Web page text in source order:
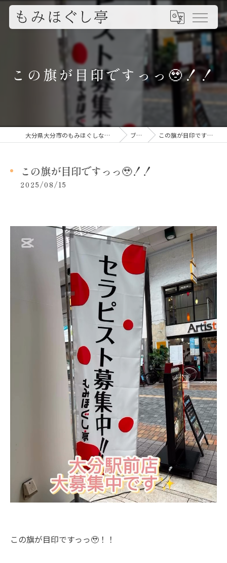
この旗が目印ですっっ🥹！！
大分県大分市のもみほぐしならもみほぐし亭 ブログ この旗が目印ですっっ🥹！！
この旗が目印ですっっ🥹！！
2025/08/15
この旗が目印ですっっ🥹！！